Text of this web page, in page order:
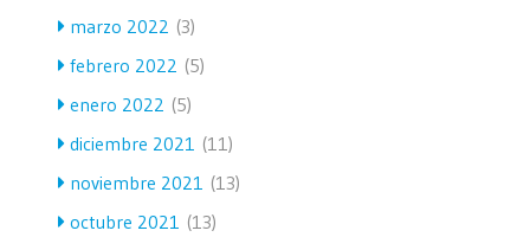
marzo 2022 (3)
febrero 2022 (5)
enero 2022 (5)
diciembre 2021 (11)
noviembre 2021 (13)
octubre 2021 (13)